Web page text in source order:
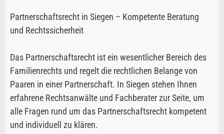
Partnerschaftsrecht in Siegen – Kompetente Beratung
und Rechtssicherheit
Das Partnerschaftsrecht ist ein wesentlicher Bereich des
Familienrechts und regelt die rechtlichen Belange von
Paaren in einer Partnerschaft. In Siegen stehen Ihnen
erfahrene Rechtsanwälte und Fachberater zur Seite, um
alle Fragen rund um das Partnerschaftsrecht kompetent
und individuell zu klären.